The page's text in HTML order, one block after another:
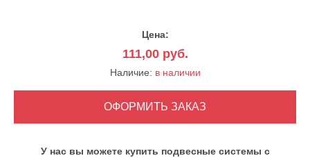
Цена:
111,00руб.
Наличие: в наличии
У нас вы можете купить подвесные системы с